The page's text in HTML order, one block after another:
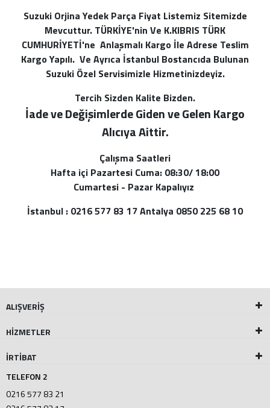
Suzuki Orjina Yedek Parça Fiyat Listemiz Sitemizde
Mevcuttur. TÜRKİYE'nin Ve K.KIBRIS TÜRK
CUMHURİYETİ'ne Anlaşmalı Kargo İle Adrese Teslim
Kargo Yapılı. Ve Ayrıca İstanbul Bostancıda Bulunan
Suzuki Özel Servisimizle Hizmetinizdeyiz.
Tercih Sizden Kalite Bizden.
İade ve Değişimlerde Giden ve Gelen Kargo
Alıcıya Aittir.
Çalışma Saatleri
Hafta içi Pazartesi Cuma: 08:30/ 18:00
Cumartesi - Pazar Kapalıyız
İstanbul : 0216 577 83 17 Antalya 0850 225 68 10
ALIŞVERİŞ
HİZMETLER
İRTİBAT
TELEFON 2
0216 577 83 21